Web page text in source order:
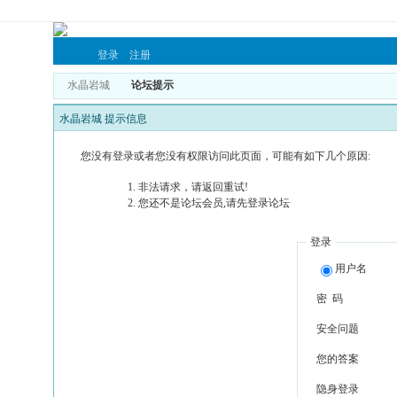
登录 注册
水晶岩城 论坛提示
水晶岩城 提示信息
您没有登录或者您没有权限访问此页面，可能有如下几个原因:
非法请求，请返回重试!
您还不是论坛会员,请先登录论坛
登录
用户名
密 码
安全问题
您的答案
隐身登录